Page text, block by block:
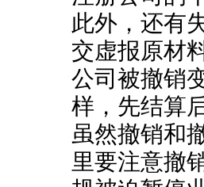
此外，还有
交虚报原材
公司被撤销
样，先结算
虽然撤销和
里要注意撤